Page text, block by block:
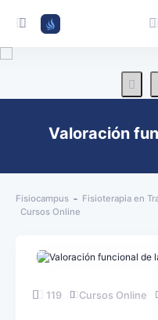
Valoración
Fisiocampus
Fisioterapia en
Cursos Online
119 Cursos Online